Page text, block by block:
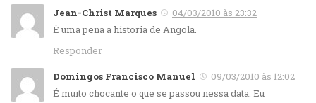
Jean-Christ Marques
04/03/2010 às 23:32
É uma pena a historia de Angola.
Responder
Domingos Francisco Manuel
09/03/2010 às 12:02
É muito chocante o que se passou nessa data. Eu